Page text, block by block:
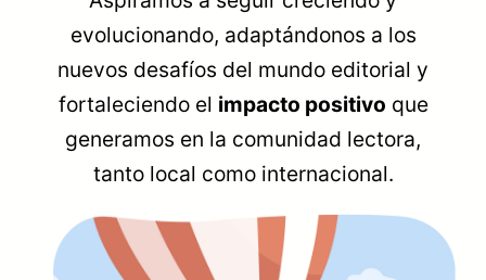
evolucionando, adaptándonos a los
nuevos desafíos del mundo editorial y
fortaleciendo el impacto positivo que
generamos en la comunidad lectora,
tanto local como internacional.